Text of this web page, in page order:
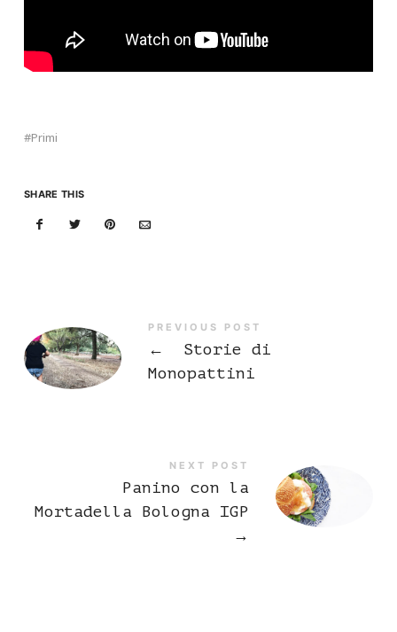
Primi
SHARE THIS
PREVIOUS POST
←
Storie di
Monopattini
NEXT POST
Panino con la
Mortadella Bologna IGP
→